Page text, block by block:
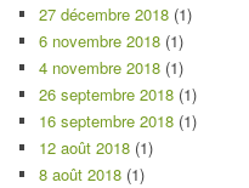
27 décembre 2018 (1)
6 novembre 2018 (1)
4 novembre 2018 (1)
26 septembre 2018 (1)
16 septembre 2018 (1)
12 août 2018 (1)
8 août 2018 (1)